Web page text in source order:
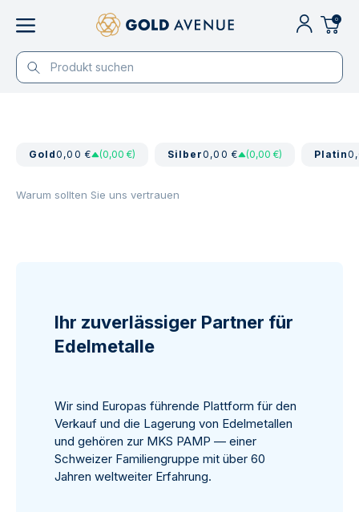
0
Gold0,00 € (0,00 €) Silber0,00 € (0,00 €) Platin
Warum sollten Sie uns vertrauen
Ihr zuverlässiger Partner für
Edelmetalle
Wir sind Europas führende Plattform für den
Verkauf und die Lagerung von Edelmetallen
und gehören zur MKS PAMP — einer
Schweizer Familiengruppe mit über 60
Jahren weltweiter Erfahrung.